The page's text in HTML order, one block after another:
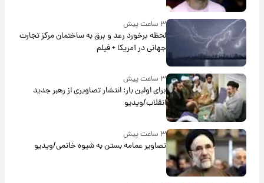
۳ ساعت پیش
لحظه برخورد رعد و برق به ساختمان مرکز تجارت
جهانی در آمریکا + فیلم
۳ ساعت پیش
برای اولین بار؛ انتشار تصاویری از رهبر جدید
انقلاب/ویدیو
۳ ساعت پیش
تصاویر عمامه بستن به شیوه خاتمی/ویدیو